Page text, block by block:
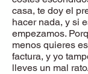
casa, te doy el
hacer nada, y si
empezamos.
menos quieres
factura, y yo
lleves un mal rato.